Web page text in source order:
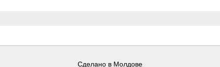
Сделано в Молдове